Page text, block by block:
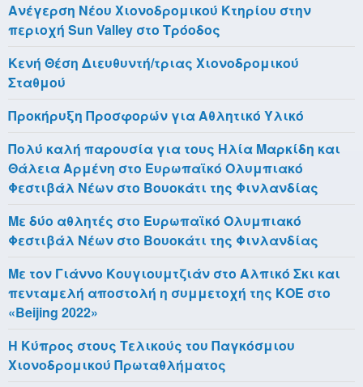
Aνέγερση Νέου Χιονοδρομικού Κτηρίου στην
περιοχή Sun Valley στο Τρόοδος
Κενή Θέση Διευθυντή/τριας Χιονοδρομικού
Σταθμού
Προκήρυξη Προσφορών για Αθλητικό Υλικό
Πολύ καλή παρουσία για τους Ηλία Μαρκίδη και
Θάλεια Αρμένη στο Ευρωπαϊκό Ολυμπιακό
Φεστιβάλ Νέων στο Βουοκάτι της Φινλανδίας
Με δύο αθλητές στο Ευρωπαϊκό Ολυμπιακό
Φεστιβάλ Νέων στο Βουοκάτι της Φινλανδίας
Με τον Γιάννο Κουγιουμτζιάν στο Αλπικό Σκι και
πενταμελή αποστολή η συμμετοχή της ΚΟΕ στο
«Beijing 2022»
H Κύπρος στους Τελικούς του Παγκόσμιου
Χιονοδρομικού Πρωταθλήματος